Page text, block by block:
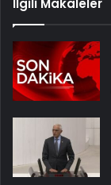
İlgili Makaleler